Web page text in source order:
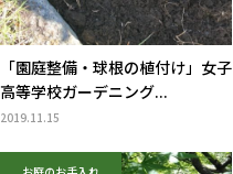
「園庭整備・球根の植付け」女子
高等学校ガーデニング...
2019.11.15